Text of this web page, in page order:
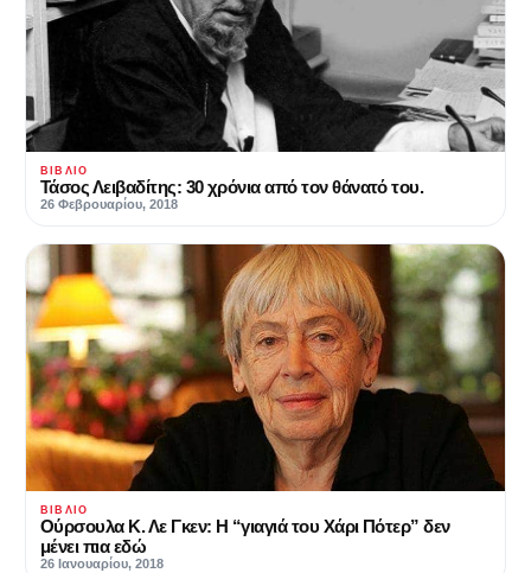
ΒΙΒΛΊΟ
Τάσος Λειβαδίτης: 30 χρόνια από τον θάνατό του.
26 Φεβρουαρίου, 2018
ΒΙΒΛΊΟ
Ούρσουλα Κ. Λε Γκεν: Η “γιαγιά του Χάρι Πότερ” δεν
μένει πια εδώ
26 Ιανουαρίου, 2018